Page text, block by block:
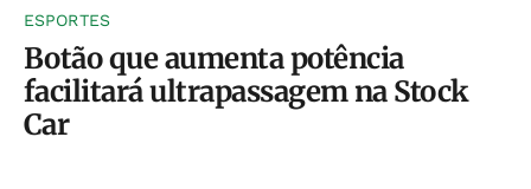
ESPORTES
Botão que aumenta potência
facilitará ultrapassagem na Stock
Car